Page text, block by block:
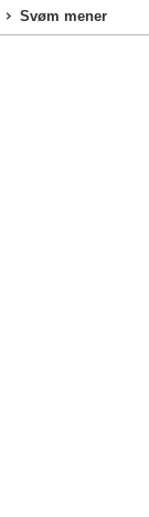
Svøm mener